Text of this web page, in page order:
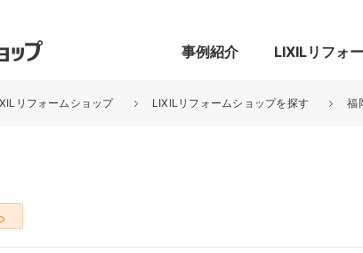
事例紹介
す
トイレ 玄関まわり
LIXILリフォ
ップについて
リフォームショップ LIXILリフォームショップを探す 福